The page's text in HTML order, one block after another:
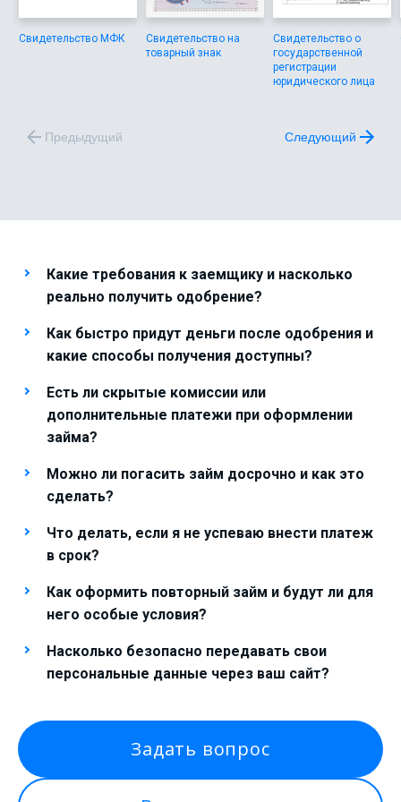
Свидетельство МФК
Свидетельство на
товарный знак
Свидетельство о
государственной
регистрации
юридического лица
Предыдущий Следующий
Какие требования к заемщику и насколько
реально получить одобрение?
Как быстро придут деньги после одобрения и
какие способы получения доступны?
Есть ли скрытые комиссии или
дополнительные платежи при оформлении
займа?
Можно ли погасить займ досрочно и как это
сделать?
Что делать, если я не успеваю внести платеж
в срок?
Как оформить повторный займ и будут ли для
него особые условия?
Насколько безопасно передавать свои
персональные данные через ваш сайт?
Задать вопрос